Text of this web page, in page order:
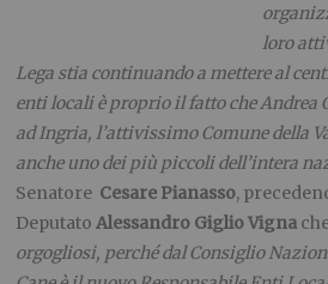
loro
Lega stia continuando a mettere al
enti locali è proprio il fatto che Andrea
ad Ingria, l’attivissimo Comune della
anche uno dei più piccoli dell’intera
Senatore Cesare Pianasso,
DeputatoAlessandro Giglio Vigna
orgogliosi, perché dal Consiglio